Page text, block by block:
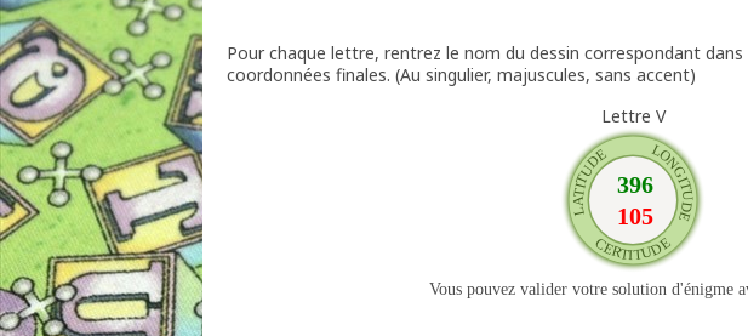
Pour chaque lettre, rentrez le nom du dessin correspondant
coordonnées finales. (Au singulier, majuscules, sans accent)
Lettre V
Vous pouvez valider votre solution d'énigme